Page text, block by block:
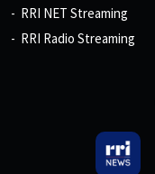
RRI NET Streaming
RRI Radio Streaming